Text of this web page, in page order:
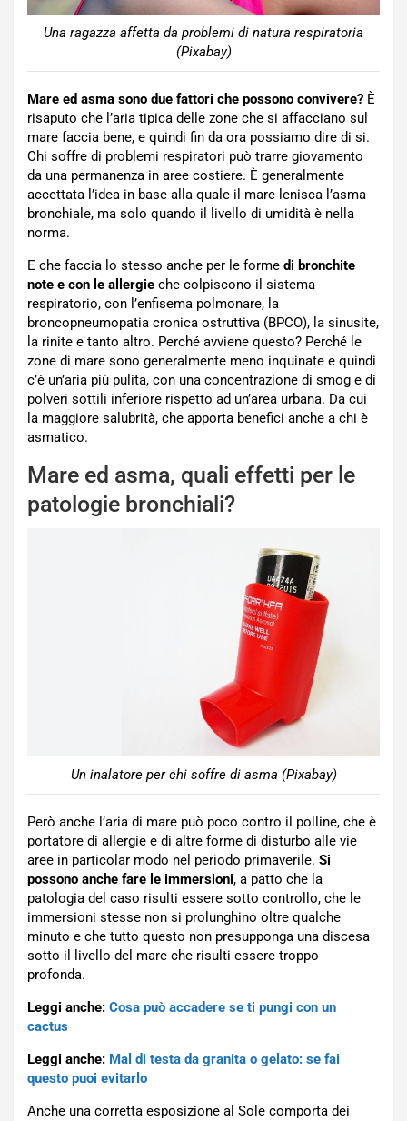
Una ragazza affetta da problemi di natura respiratoria
(Pixabay)
Mare ed asma sono due fattori che possono convivere? È
risaputo che l’aria tipica delle zone che si affacciano sul
mare faccia bene, e quindi fin da ora possiamo dire di si.
Chi soffre di problemi respiratori può trarre giovamento
da una permanenza in aree costiere. È generalmente
accettata l’idea in base alla quale il mare lenisca l’asma
bronchiale, ma solo quando il livello di umidità è nella
norma.
E che faccia lo stesso anche per le forme di bronchite
note e con le allergie che colpiscono il sistema
respiratorio, con l’enfisema polmonare, la
broncopneumopatia cronica ostruttiva (BPCO), la sinusite,
la rinite e tanto altro. Perché avviene questo? Perché le
zone di mare sono generalmente meno inquinate e quindi
c’è un’aria più pulita, con una concentrazione di smog e di
polveri sottili inferiore rispetto ad un’area urbana. Da cui
la maggiore salubrità, che apporta benefici anche a chi è
asmatico.
Mare ed asma, quali effetti per le
patologie bronchiali?
Un inalatore per chi soffre di asma (Pixabay)
Però anche l’aria di mare può poco contro il polline, che è
portatore di allergie e di altre forme di disturbo alle vie
aree in particolar modo nel periodo primaverile. Si
possono anche fare le immersioni, a patto che la
patologia del caso risulti essere sotto controllo, che le
immersioni stesse non si prolunghino oltre qualche
minuto e che tutto questo non presupponga una discesa
sotto il livello del mare che risulti essere troppo
profonda.
Leggi anche: Cosa può accadere se ti pungi con un
cactus
Leggi anche: Mal di testa da granita o gelato: se fai
questo puoi evitarlo
Anche una corretta esposizione al Sole comporta dei